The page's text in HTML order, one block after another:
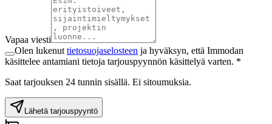
Vapaa viesti
Olen lukenut tietosuojaselosteen ja hyväksyn, että Immodan
käsittelee antamiani tietoja tarjouspyynnön käsittelyä varten. *
Saat tarjouksen 24 tunnin sisällä. Ei sitoumuksia.
Lähetä tarjouspyyntö